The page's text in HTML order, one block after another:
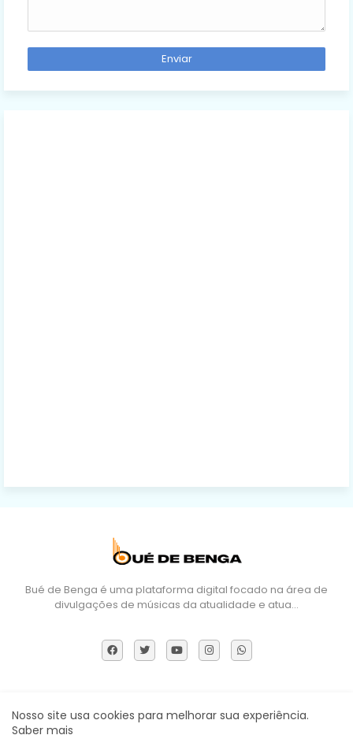
Bué de Benga é uma plataforma digital focado na área de
divulgações de músicas da atualidade e atua…
Sobre Nós DMCA Termos e Políticas Contactos
Nosso site usa cookies para melhorar sua experiência.
Saber mais